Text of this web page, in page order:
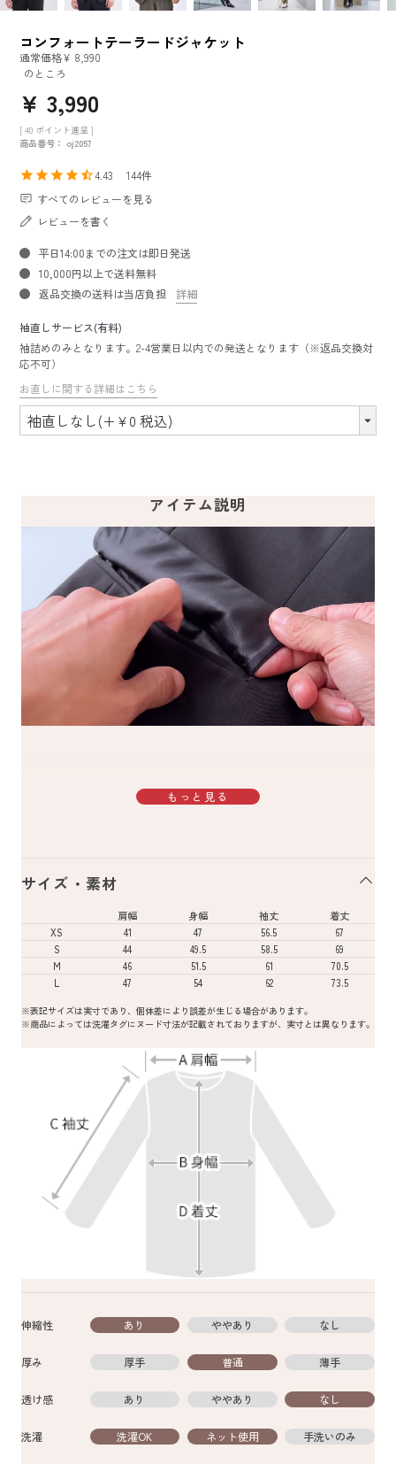
コンフォートテーラードジャケット
通常価格¥ 8,990
のところ
¥ 3,990
[ 40 ポイント進呈 ]
商品番号
oj2057
4.43
144
すべてのレビューを見る
レビューを書く
平日14:00までの注文は即日発送
10,000円以上で送料無料
返品交換の送料は当店負担
詳細
袖直しサービス(有料)
袖詰めのみとなります。2-4営業日以内での発送となります（※返品交換対
応不可）
お直しに関する詳細はこちら
アイテム説明
もっと見る
サイズ・素材
肩幅 身幅 袖丈
着丈
XS
41 47 56.5
67
S
44 49.5 58.5
69
M
46 51.5 61
70.5
L
47 54 62 73.5
※表記サイズは実寸であり、個体差により誤差が生じる場合があります。
※商品によっては洗濯タグにヌード寸法が記載されておりますが、実寸とは異なります。
伸縮性 あり ややあり なし
厚み 厚手 普通 薄手
透け感 あり ややあり なし
洗濯 洗濯OK ネット使用 手洗いのみ